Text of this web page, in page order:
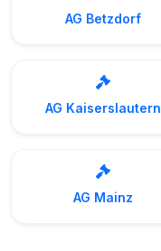
AG Betzdorf
AG Kaiserslautern
AG Mainz